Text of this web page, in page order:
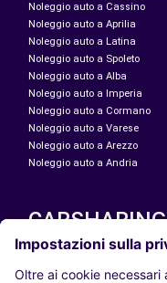
Noleggio auto a Cassino
Noleggio auto a Aprilia
Noleggio auto a Latina
Noleggio auto a Spoleto
Noleggio auto a Alba
Noleggio auto a Imperia
Noleggio auto a Cormano
Noleggio auto a Varese
Noleggio auto a Arezzo
Noleggio auto a Andria
CARSHARING
LE NOSTRE CITTÀ
Paris